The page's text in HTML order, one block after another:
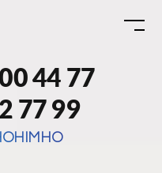
44 77
77 99